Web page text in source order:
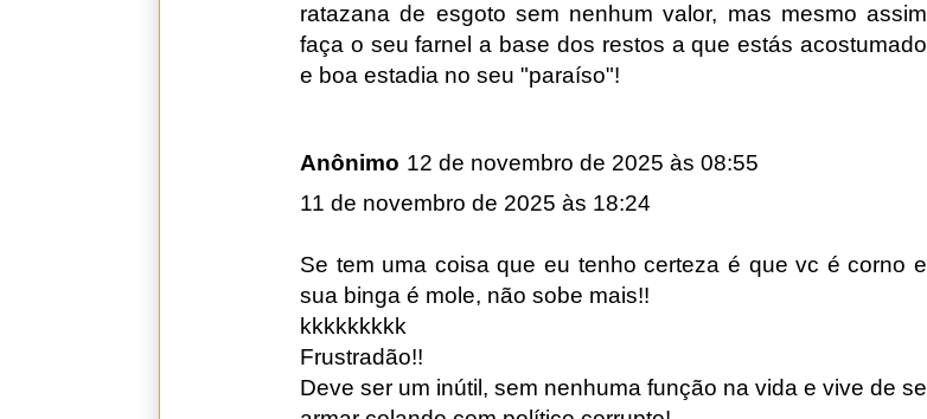
ratazana de esgoto sem nenhum valor, mas mesmo assim
faça o seu farnel a base dos restos a que estás acostumado
e boa estadia no seu "paraíso"!
Anônimo 12 de novembro de 2025 às 08:55
11 de novembro de 2025 às 18:24
Se tem uma coisa que eu tenho certeza é que vc é corno e
sua binga é mole, não sobe mais!!
kkkkkkkkk
Frustradão!!
Deve ser um inútil, sem nenhuma função na vida e vive de se